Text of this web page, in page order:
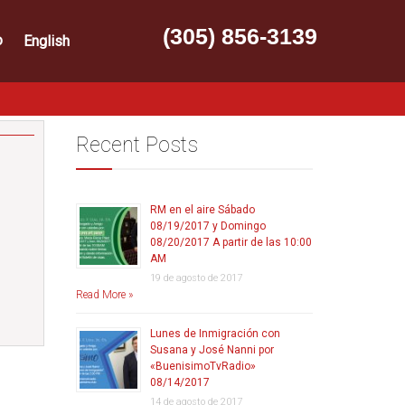
English (305) 856-3139
Recent Posts
RM en el aire Sábado
08/19/2017 y Domingo
08/20/2017 A partir de las 10:00
AM
19 de agosto de 2017
Read More »
Lunes de Inmigración con
Susana y José Nanni por
«BuenisimoTvRadio»
08/14/2017
14 de agosto de 2017